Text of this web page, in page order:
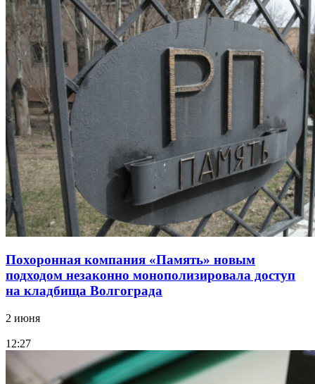
Похоронная компания «Память» новым
подходом незаконно монополизировала доступ
на кладбища Волгограда
2 июня
12:27